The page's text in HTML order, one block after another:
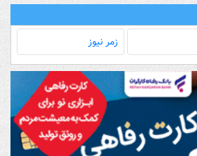
زمر نیوز